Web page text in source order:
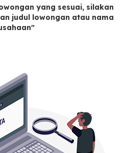
yang sesuai, silakan
judul lowongan atau nama